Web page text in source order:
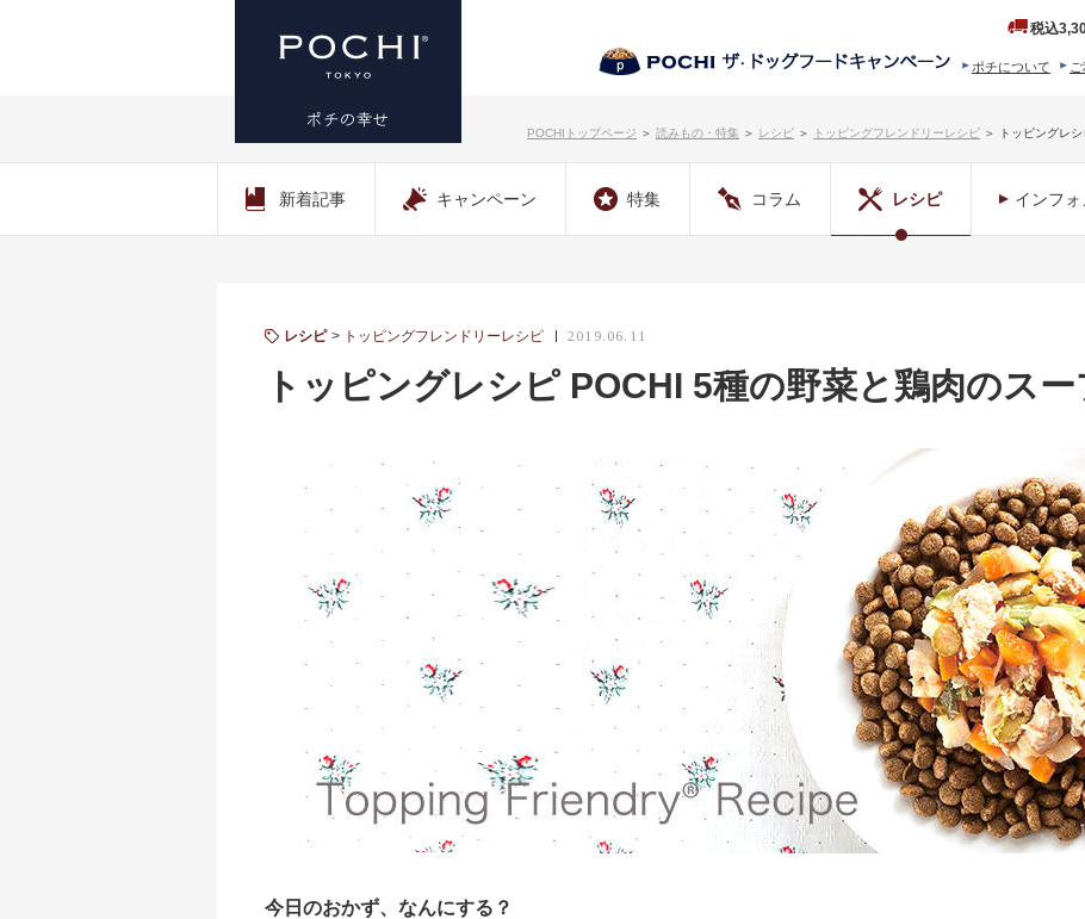
プレミアム
ドッグフー
通販 POCHI
- ポチ公式サ
税込
ポチについて
POCHIトップページ ＞ 読みもの・特集 ＞ レシピ ＞ トッピングフレンドリーレシピ ＞ トッピングレ
新着記事 キャンペーン 特集 コラム レシピ インフ
レシピ トッピングフレンドリーレシピ 2019.06.11
トッピングレシピ POCHI 5種の野菜と鶏肉のスー
今日のおかず、なんにする？